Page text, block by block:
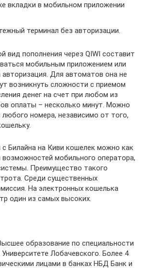
вкладки в мобильном приложении
терминал без авторизации.
вид пополнения через QIWI составит
мобильным приложением или
Для автоматов она не
возникнуть сложности с приемом
денег на счет при любом из
оплаты – несколько минут. Можно
любого номера, независимо от того,
с Билайна на Киви кошелек можно как
возможностей мобильного оператора,
Преимущество такого
Среди существенных
На электронных кошелька
один из самых высоких.
образование по специальности
Лобачевского. Более 4
лицами в банках НБД Банк и